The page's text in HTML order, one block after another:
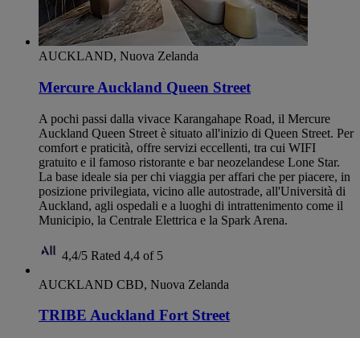
AUCKLAND, Nuova Zelanda
Mercure Auckland Queen Street
A pochi passi dalla vivace Karangahape Road, il Mercure
Auckland Queen Street è situato all'inizio di Queen Street. Per
comfort e praticità, offre servizi eccellenti, tra cui WIFI
gratuito e il famoso ristorante e bar neozelandese Lone Star.
La base ideale sia per chi viaggia per affari che per piacere, in
posizione privilegiata, vicino alle autostrade, all'Università di
Auckland, agli ospedali e a luoghi di intrattenimento come il
Municipio, la Centrale Elettrica e la Spark Arena.
4,4/5 Rated 4,4 of 5
AUCKLAND CBD, Nuova Zelanda
TRIBE Auckland Fort Street